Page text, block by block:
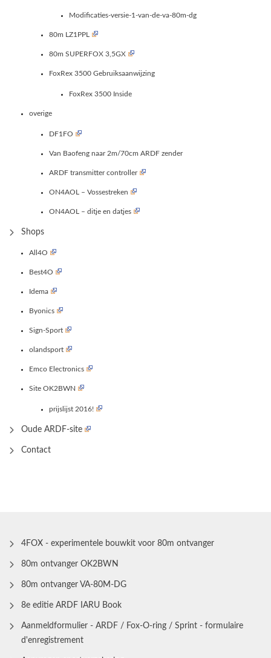
Modificaties-versie-1-van-de-va-80m-dg
80m LZ1PPL
80m SUPERFOX 3,5GX
FoxRex 3500 Gebruiksaanwijzing
FoxRex 3500 Inside
overige
DF1FO
Van Baofeng naar 2m/70cm ARDF zender
ARDF transmitter controller
ON4AOL – Vossestreken
ON4AOL – ditje en datjes
Shops
All4O
Best4O
Idema
Byonics
Sign-Sport
olandsport
Emco Electronics
Site OK2BWN
prijslijst 2016!
Oude ARDF-site
Contact
4FOX - experimentele bouwkit voor 80m ontvanger
80m ontvanger OK2BWN
80m ontvanger VA-80M-DG
8e editie ARDF IARU Book
Aanmeldformulier - ARDF / Fox-O-ring / Sprint - formulaire
d'enregistrement